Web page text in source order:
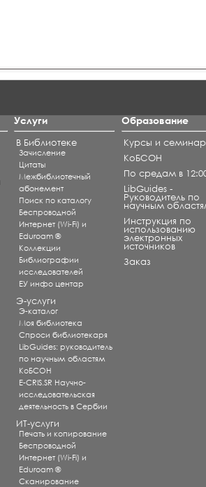
Услуги
В Библиотеке
Зачисление
Цитаты
Межбиблиотечный
абонемент
Поиск по каталогу
Беспроводной
Интернет (Wi-Fi) и
Eduroam ®
Коллекции
Библиографии
исследователей
ЕУ инфо центар
Э-услуги
Э-каталог
Моя библиотека
Спроси библиотекаря
LibGuides: руководитель
по научным областям
КоБСОН
E-CRIS.SR Научно-
исследовательская
деятельность в Сербии
ИТ-услуги
Печать и копирование
Беспроводной
Интернет (Wi-Fi) и
Eduroam ®
Сканирование
Образование
Курсы и
КоБСОН
По средам в
LibGuides -
Руководитель по
научным
Инструкция по
использованию
электронных
источников
Заказ